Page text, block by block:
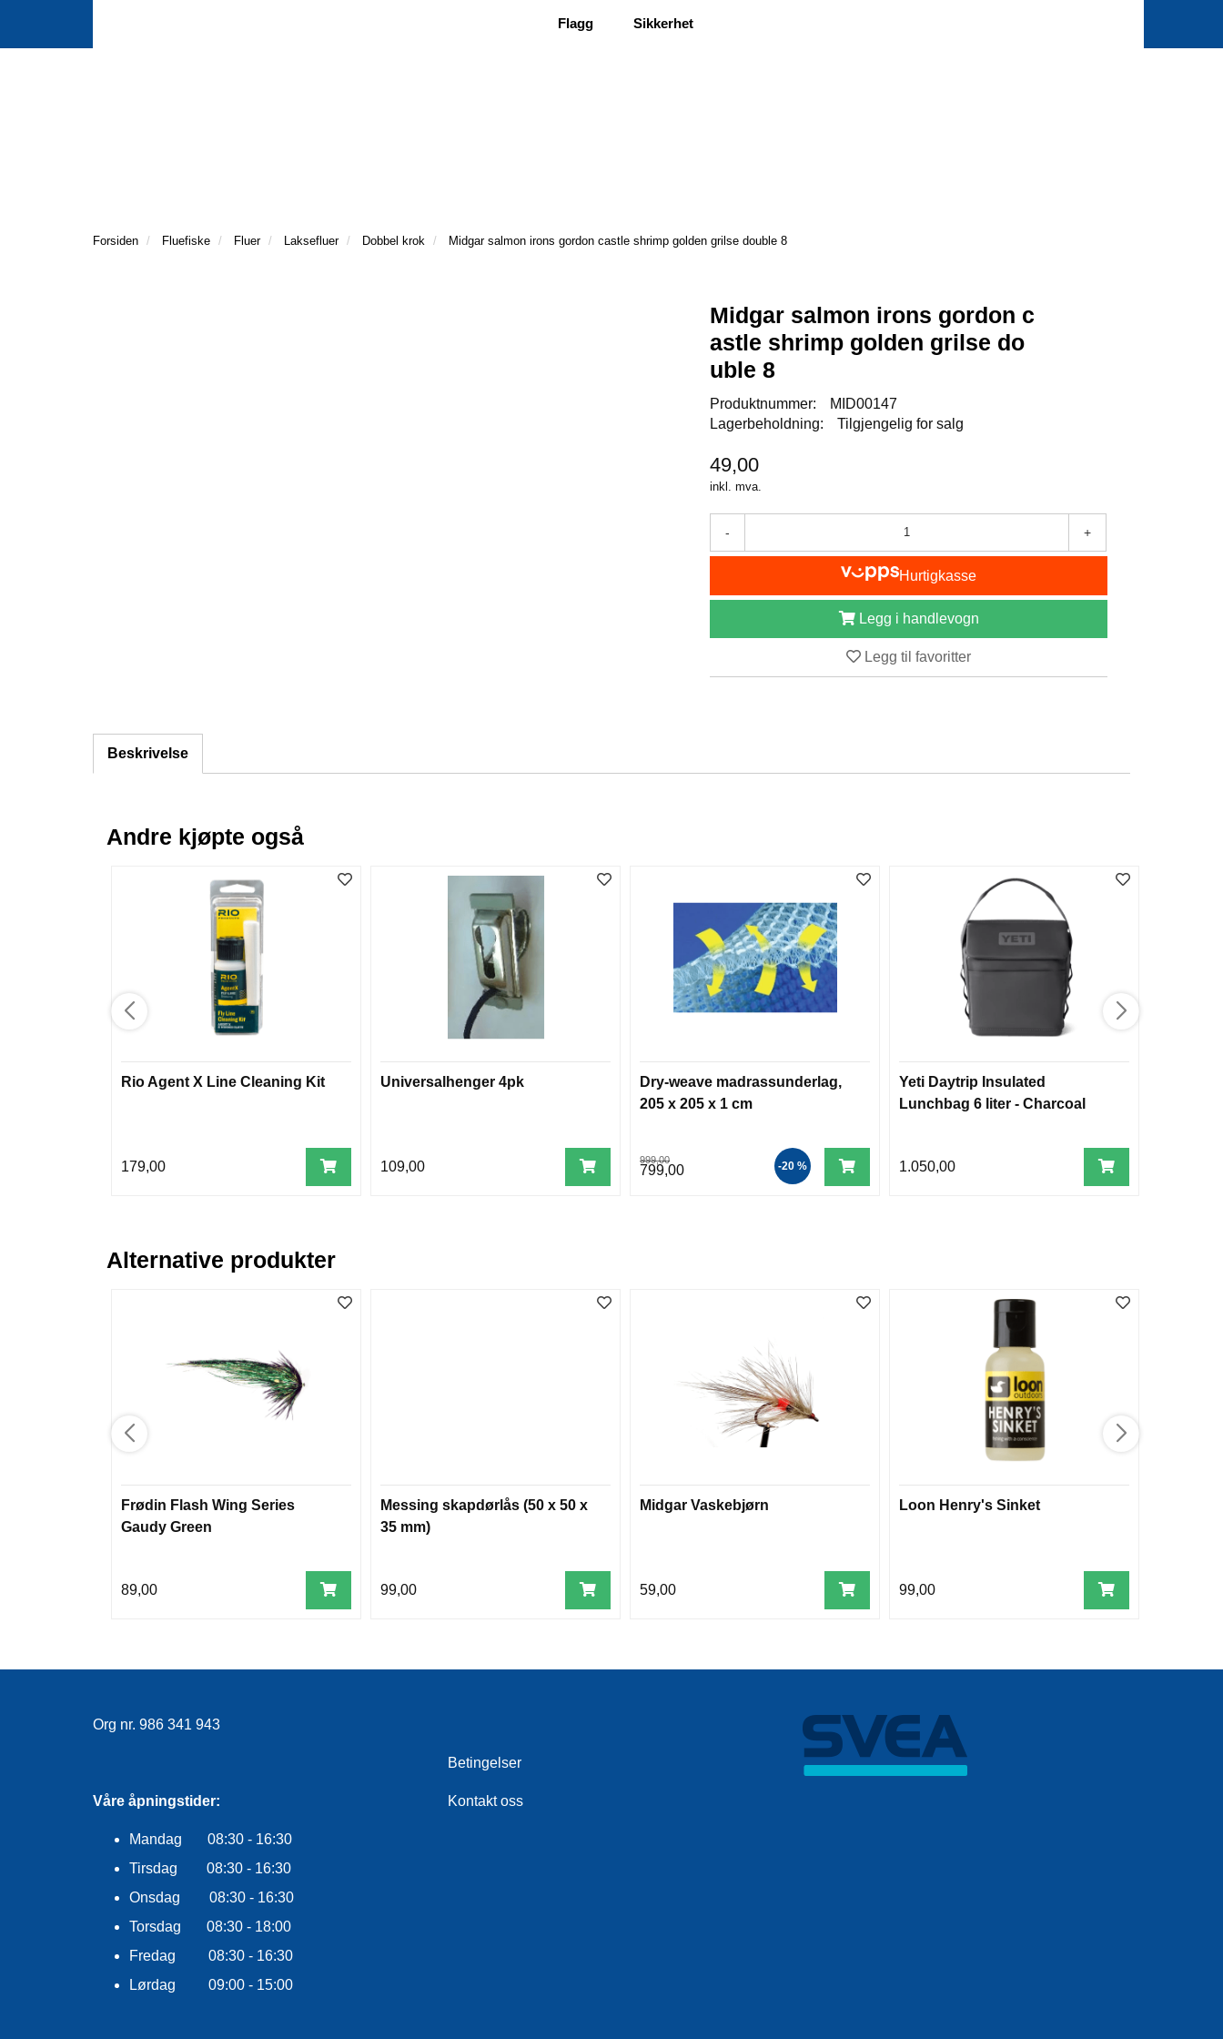
Flagg Sikkerhet
Forsiden Fluefiske Fluer Laksefluer Dobbel krok Midgar salmon irons gordon castle shrimp golden grilse double 8
Midgar salmon irons gordon c
astle shrimp golden grilse do
uble 8
Produktnummer:
MID00147
Lagerbeholdning:
Tilgjengelig for salg
49,00
inkl. mva.
- +
Hurtigkasse
Legg i handlevogn
Legg til favoritter
Beskrivelse
Andre kjøpte også
Rio Agent X Line Cleaning Kit
179,00
Universalhenger 4pk
109,00
Dry-weave madrassunderlag,
205 x 205 x 1 cm
999,00
799,00 -20 %
Yeti Daytrip Insulated
Lunchbag 6 liter - Charcoal
1.050,00
Alternative produkter
Frødin Flash Wing Series
Gaudy Green
89,00
Messing skapdørlås (50 x 50 x
35 mm)
99,00
Midgar Vaskebjørn
59,00
Loon Henry's Sinket
99,00
Org nr. 986 341 943
Våre åpningstider:
Mandag 08:30 - 16:30
Tirsdag 08:30 - 16:30
Onsdag 08:30 - 16:30
Torsdag 08:30 - 18:00
Fredag 08:30 - 16:30
Lørdag 09:00 - 15:00
Betingelser
Kontakt oss